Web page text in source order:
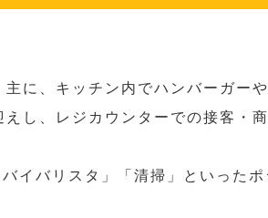
に、キッチン内でハンバーガー
し、レジカウンターでの接客・
イバリスタ」「清掃」といったポ